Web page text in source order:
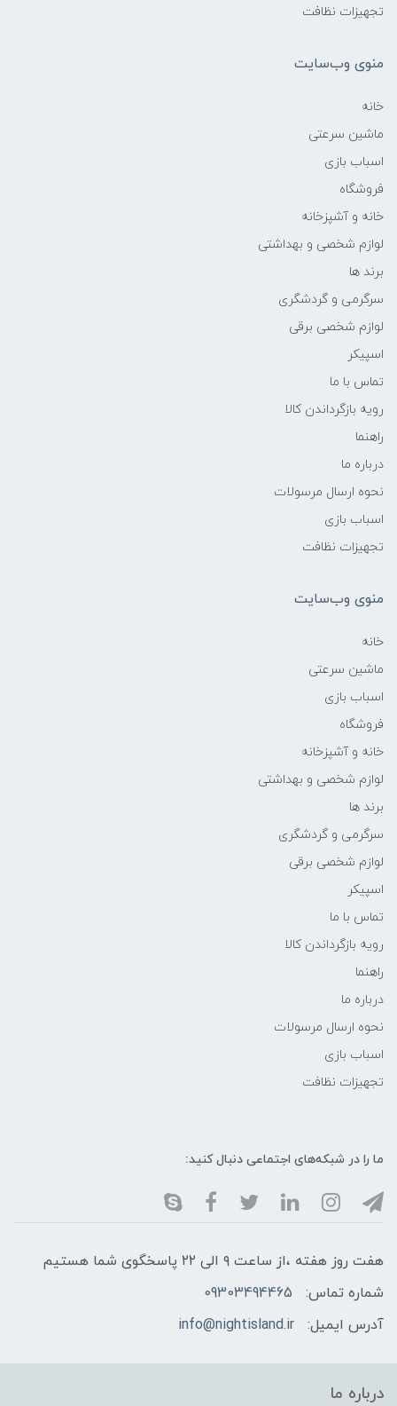
تجهیزات نظافت
منوی وب‌سایت
خانه
ماشین سرعتی
اسباب بازی
فروشگاه
خانه و آشپزخانه
لوازم شخصی و بهداشتی
برند ها
سرگرمی و گردشگری
لوازم شخصی برقی
اسپیکر
تماس با ما
رویه بازگرداندن کالا
راهنما
درباره ما
نحوه ارسال مرسولات
اسباب بازی
تجهیزات نظافت
منوی وب‌سایت
خانه
ماشین سرعتی
اسباب بازی
فروشگاه
خانه و آشپزخانه
لوازم شخصی و بهداشتی
برند ها
سرگرمی و گردشگری
لوازم شخصی برقی
اسپیکر
تماس با ما
رویه بازگرداندن کالا
راهنما
درباره ما
نحوه ارسال مرسولات
اسباب بازی
تجهیزات نظافت
ما را در شبکه‌های اجتماعی دنبال کنید:
هفت روز هفته ،از ساعت ۹ الی ۲۲ پاسخگوی شما هستیم
شماره تماس:
09303494465
آدرس ایمیل:
info@nightisland.ir
درباره ما